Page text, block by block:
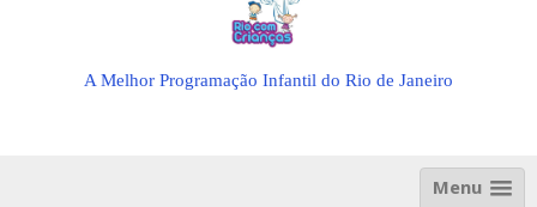
A Melhor Programação Infantil do Rio de Janeiro
Menu